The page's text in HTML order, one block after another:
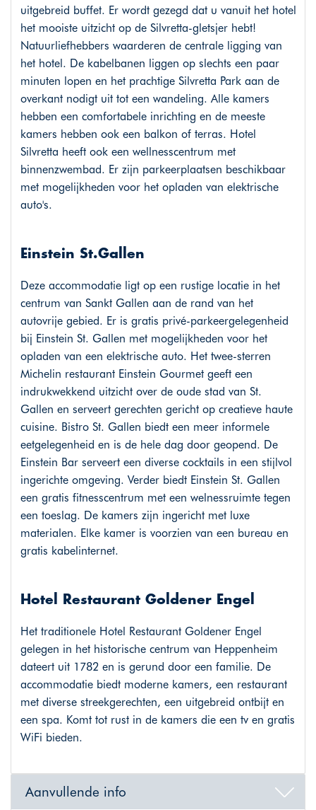
uitgebreid buffet. Er wordt gezegd dat u vanuit het hotel
het mooiste uitzicht op de Silvretta-gletsjer hebt!
Natuurliefhebbers waarderen de centrale ligging van
het hotel. De kabelbanen liggen op slechts een paar
minuten lopen en het prachtige Silvretta Park aan de
overkant nodigt uit tot een wandeling. Alle kamers
hebben een comfortabele inrichting en de meeste
kamers hebben ook een balkon of terras. Hotel
Silvretta heeft ook een wellnesscentrum met
binnenzwembad. Er zijn parkeerplaatsen beschikbaar
met mogelijkheden voor het opladen van elektrische
auto's.
Einstein St.Gallen
Deze accommodatie ligt op een rustige locatie in het
centrum van Sankt Gallen aan de rand van het
autovrije gebied. Er is gratis privé-parkeergelegenheid
bij Einstein St. Gallen met mogelijkheden voor het
opladen van een elektrische auto. Het twee-sterren
Michelin restaurant Einstein Gourmet geeft een
indrukwekkend uitzicht over de oude stad van St.
Gallen en serveert gerechten gericht op creatieve haute
cuisine. Bistro St. Gallen biedt een meer informele
eetgelegenheid en is de hele dag door geopend. De
Einstein Bar serveert een diverse cocktails in een stijlvol
ingerichte omgeving. Verder biedt Einstein St. Gallen
een gratis fitnesscentrum met een welnessruimte tegen
een toeslag. De kamers zijn ingericht met luxe
materialen. Elke kamer is voorzien van een bureau en
gratis kabelinternet.
Hotel Restaurant Goldener Engel
Het traditionele Hotel Restaurant Goldener Engel
gelegen in het historische centrum van Heppenheim
dateert uit 1782 en is gerund door een familie. De
accommodatie biedt moderne kamers, een restaurant
met diverse streekgerechten, een uitgebreid ontbijt en
een spa. Komt tot rust in de kamers die een tv en gratis
WiFi bieden.
Aanvullende info